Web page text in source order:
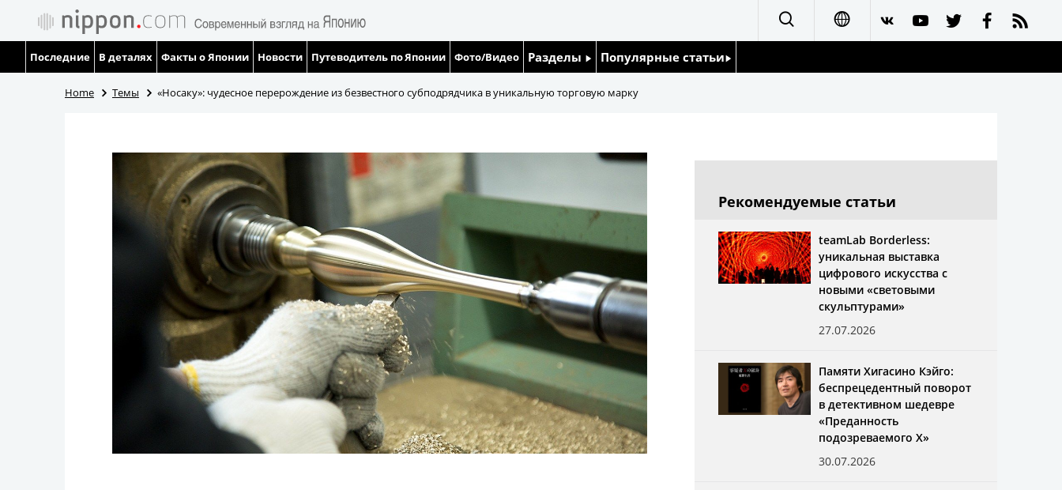
Español
العربية
Последние В деталях Факты о Японии Новости Путеводитель по Японии Фото/Видео Разделы
Люди
Экономика
Общество
Культура
Жизнь
Технологии
Токио
От редакции
Популярные статьи
Японский язык
Еда и напитки
Home Темы «Носаку»: чудесное перерождение из безвестного субподрядчика в уникальную торговую марку
Рекомендуемые статьи
teamLab Borderless:
уникальная выставка
цифрового искусства с
новыми «световыми
скульптурами»
27.07.2026
Памяти Хигасино Кэйго:
беспрецедентный поворот
в детективном шедевре
«Преданность
подозреваемого X»
30.07.2026